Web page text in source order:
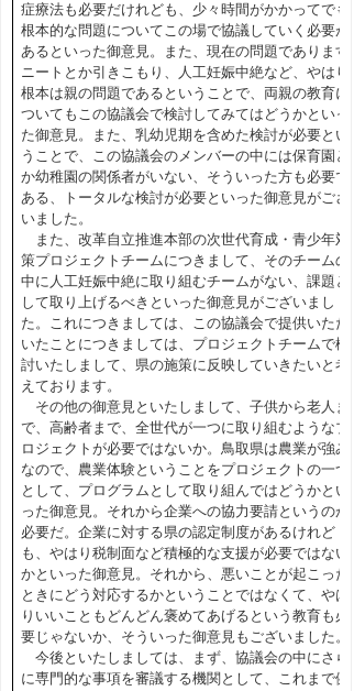
症療法も必要だけれども、少々時間がかかってでも
根本的な問題についてこの場で協議していく必要が
あるといった御意見。また、現在の問題であります
ニートとか引きこもり、人工妊娠中絶など、やはり
根本は親の問題であるということで、両親の教育に
ついてもこの協議会で検討してみてはどうかといっ
た御意見。また、乳幼児期を含めた検討が必要とい
うことで、この協議会のメンバーの中には保育園と
か幼稚園の関係者がいない、そういった方も必要で
ある、トータルな検討が必要といった御意見がござ
いました。
また、改革自立推進本部の次世代育成・青少年対
策プロジェクトチームにつきまして、そのチームの
中に人工妊娠中絶に取り組むチームがない、課題と
して取り上げるべきといった御意見がございまし
た。これにつきましては、この協議会で提供いただ
いたことにつきましては、プロジェクトチームで検
討いたしまして、県の施策に反映していきたいと考
えております。
その他の御意見といたしまして、子供から老人ま
で、高齢者まで、全世代が一つに取り組むようなプ
ロジェクトが必要ではないか。鳥取県は農業が強み
なので、農業体験ということをプロジェクトの一つ
として、プログラムとして取り組んではどうかとい
った御意見。それから企業への協力要請というのが
必要だ。企業に対する県の認定制度があるけれど
も、やはり税制面など積極的な支援が必要ではない
かといった御意見。それから、悪いことが起こった
ときにどう対応するかということではなくて、やは
りいいこともどんどん褒めてあげるという教育も必
要じゃないか、そういった御意見もございました。
今後といたしましては、まず、協議会の中にさら
に専門的な事項を審議する機関として、これまで健